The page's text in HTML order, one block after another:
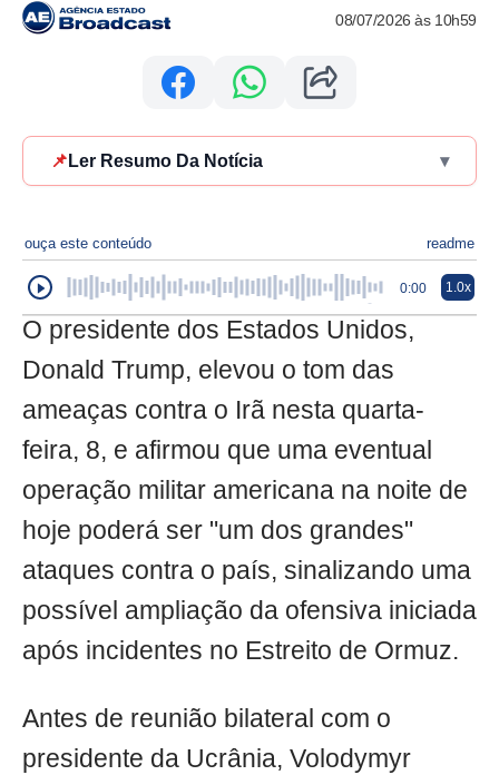
08/07/2026 às 10h59
📌 Ler Resumo Da Notícia ▾
ouça este conteúdo readme
0:00 1.0x
O presidente dos Estados Unidos,
Donald Trump, elevou o tom das
ameaças contra o Irã nesta quarta-
feira, 8, e afirmou que uma eventual
operação militar americana na noite de
hoje poderá ser "um dos grandes"
ataques contra o país, sinalizando uma
possível ampliação da ofensiva iniciada
após incidentes no Estreito de Ormuz.
Antes de reunião bilateral com o
presidente da Ucrânia, Volodymyr